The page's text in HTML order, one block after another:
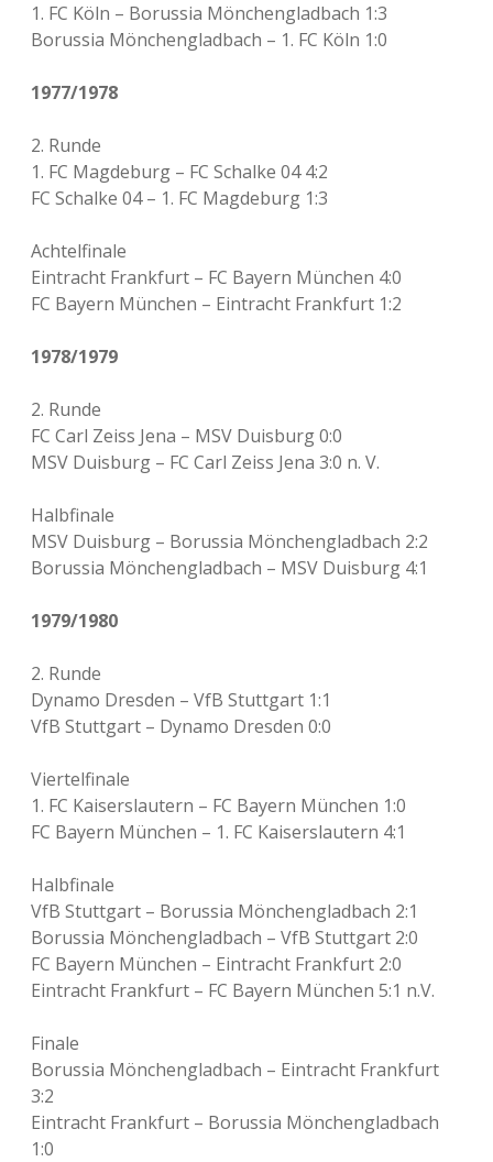
1. FC Köln – Borussia Mönchengladbach 1:3
Borussia Mönchengladbach – 1. FC Köln 1:0
1977/1978
2. Runde
1. FC Magdeburg – FC Schalke 04 4:2
FC Schalke 04 – 1. FC Magdeburg 1:3
Achtelfinale
Eintracht Frankfurt – FC Bayern München 4:0
FC Bayern München – Eintracht Frankfurt 1:2
1978/1979
2. Runde
FC Carl Zeiss Jena – MSV Duisburg 0:0
MSV Duisburg – FC Carl Zeiss Jena 3:0 n. V.
Halbfinale
MSV Duisburg – Borussia Mönchengladbach 2:2
Borussia Mönchengladbach – MSV Duisburg 4:1
1979/1980
2. Runde
Dynamo Dresden – VfB Stuttgart 1:1
VfB Stuttgart – Dynamo Dresden 0:0
Viertelfinale
1. FC Kaiserslautern – FC Bayern München 1:0
FC Bayern München – 1. FC Kaiserslautern 4:1
Halbfinale
VfB Stuttgart – Borussia Mönchengladbach 2:1
Borussia Mönchengladbach – VfB Stuttgart 2:0
FC Bayern München – Eintracht Frankfurt 2:0
Eintracht Frankfurt – FC Bayern München 5:1 n.V.
Finale
Borussia Mönchengladbach – Eintracht Frankfurt
3:2
Eintracht Frankfurt – Borussia Mönchengladbach
1:0